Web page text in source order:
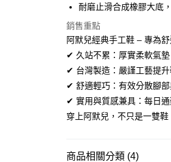
聯邦商業銀行
玉山商業銀行
台新國際商業銀行
台灣樂天信用卡公司
悠遊付
AFTEE先享後付
相關說明
【關於「AFTEE先享後付」】
AFTEE先享後付是「在收到商
１．簡單：不需註冊會員、不
２．便利：只要手機號碼，簡
１．於結帳方式選擇「AFTEE
ATM付款
運送方式
每筆NT$60，滿NT$1,380(
耐磨止滑合成橡膠大底
銷售重點
阿默兒經典手工鞋 – 專為
✔ 久站不累：厚實柔軟氣
✔ 台灣製造：嚴謹工藝提升
✔ 舒適輕巧：有效分散腳
✔ 實用與質感兼具：每日
穿上阿默兒，不只是一雙
商品相關分類 (4)